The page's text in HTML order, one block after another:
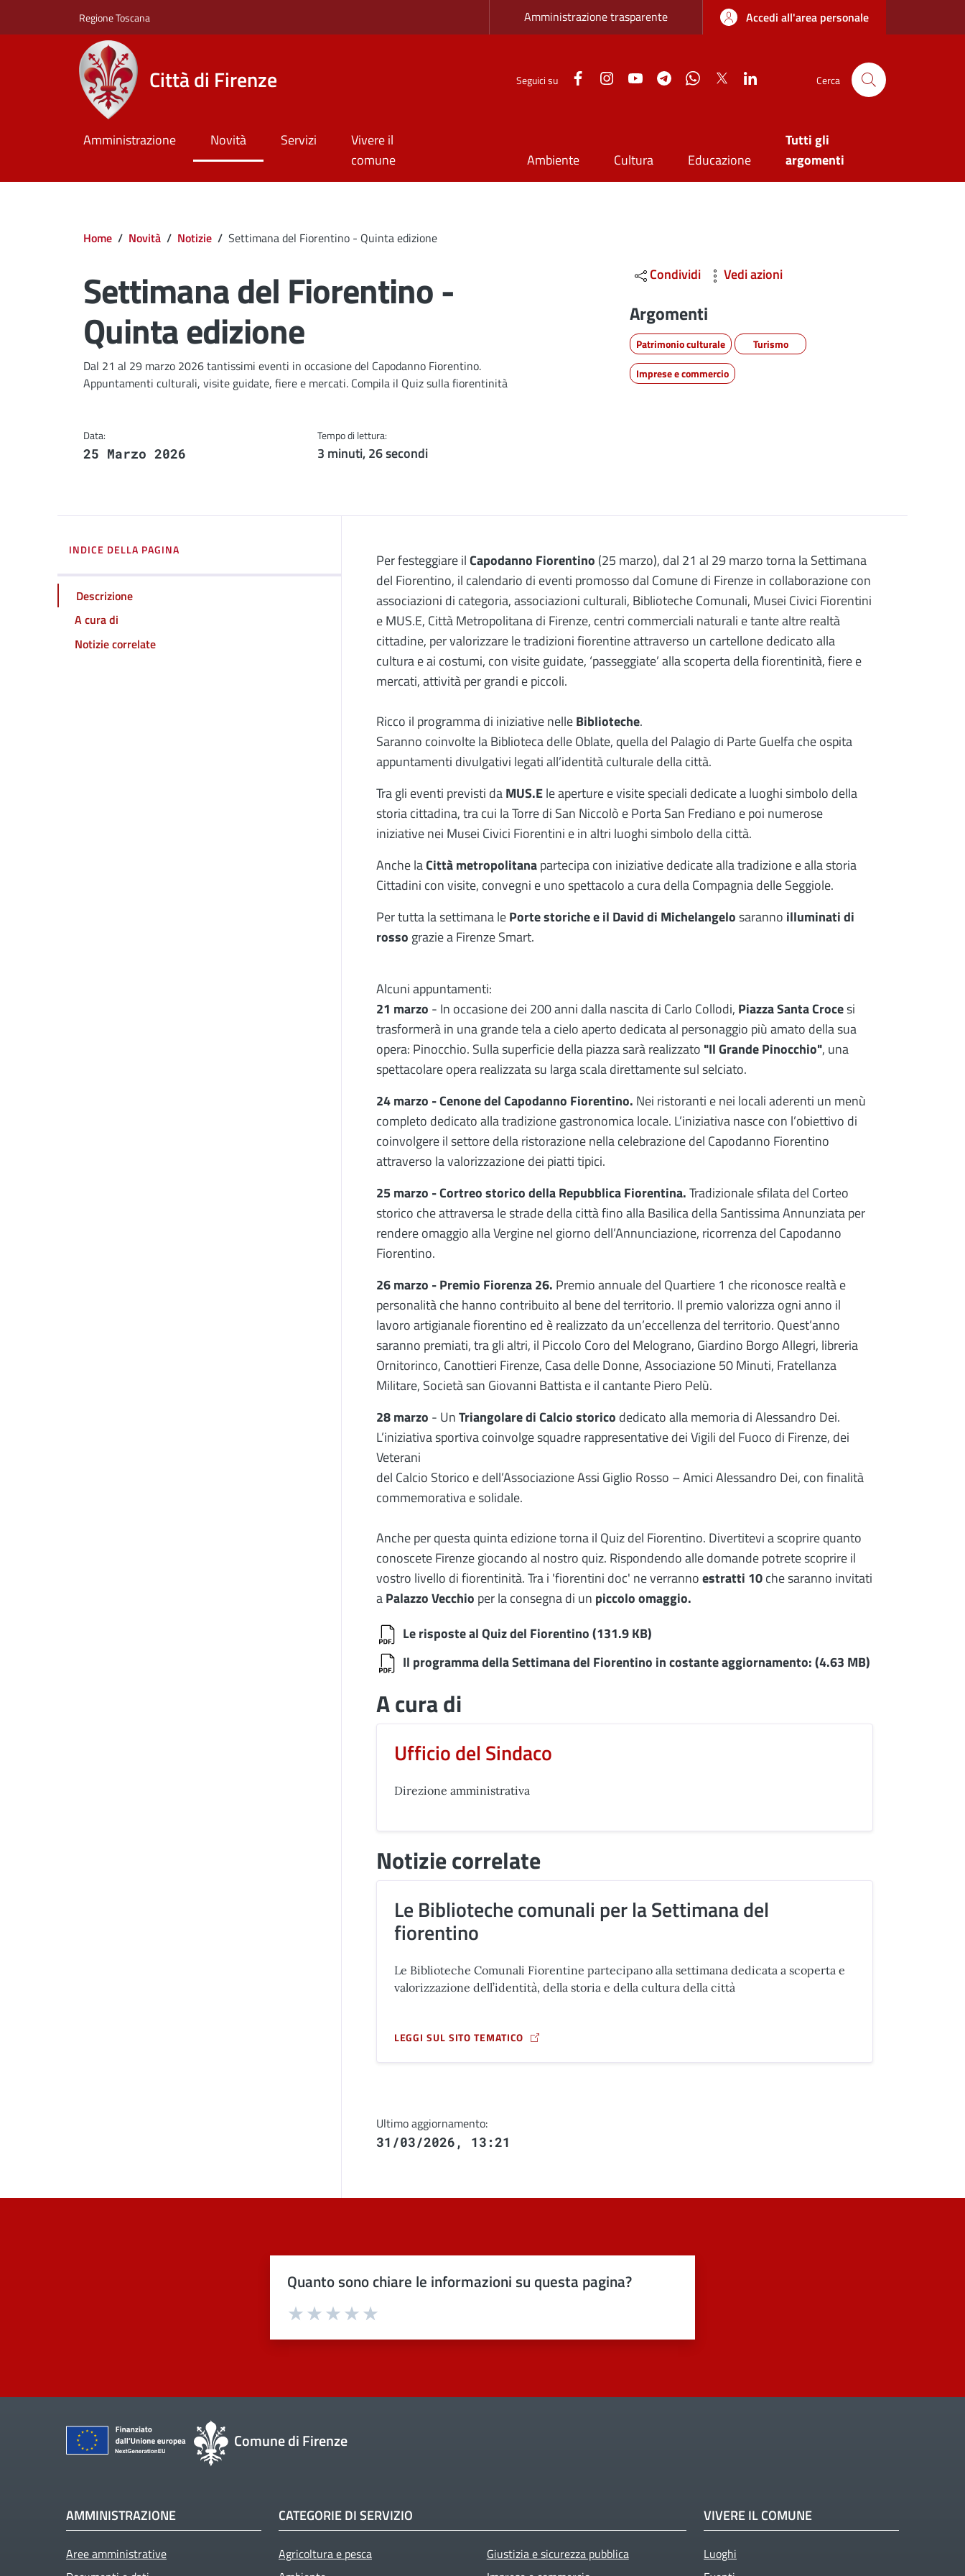
Regione Toscana Zona superiore sottile
Amministrazione trasparente Accedi all'area personale
Città di Firenze Seguici su FacebookInstagramYouTubeTelegramWhatsApp
Twitter Cerca
Amministrazione Novità Servizi
Vivere il
comune
Ambiente Cultura Educazione
Tutti gli
argomenti
Briciole di pane
Home / Novità / Notizie / Settimana del Fiorentino - Quinta edizione
Settimana del Fiorentino -
Quinta edizione
Dettagli
Descrizione breve
Dal 21 al 29 marzo 2026 tantissimi eventi in occasione del Capodanno Fiorentino.
Appuntamenti culturali, visite guidate, fiere e mercati. Compila il Quiz sulla fiorentinità
Data:
25 Marzo 2026
Tempo di lettura:
3 minuti, 26 secondi
Condividi Vedi azioni
Argomenti
Patrimonio culturale
Turismo
Imprese e commercio
INDICE DELLA PAGINA
Descrizione
A cura di
Notizie correlate
Descrizione
Per festeggiare ilCapodanno Fiorentino (25 marzo), dal 21 al 29 marzo torna la Settimana
del Fiorentino, il calendario di eventi promosso dal Comune di Firenze in collaborazione con
associazioni di categoria, associazioni culturali, Biblioteche Comunali, Musei Civici Fiorentini
e MUS.E, Città Metropolitana di Firenze, centri commerciali naturali e tante altre realtà
cittadine, per valorizzare le tradizioni fiorentine attraverso un cartellone dedicato alla
cultura e ai costumi, con visite guidate, ‘passeggiate’ alla scoperta della fiorentinità, fiere e
mercati, attività per grandi e piccoli.
Ricco il programma di iniziative nelleBiblioteche.
Saranno coinvolte la Biblioteca delle Oblate, quella del Palagio di Parte Guelfa che ospita
appuntamenti divulgativi legati all’identità culturale della città.
Tra gli eventi previsti daMUS.Ele aperture e visite speciali dedicate a luoghi simbolo della
storia cittadina, tra cui la Torre di San Niccolò e Porta San Frediano e poi numerose
iniziative nei Musei Civici Fiorentini e in altri luoghi simbolo della città.
Anche laCittà metropolitanapartecipa con iniziative dedicate alla tradizione e alla storia
Cittadini con visite, convegni e uno spettacolo a cura della Compagnia delle Seggiole.
Per tutta la settimana lePorte storiche e il David di Michelangelosaranno illuminati di
rosso grazie a Firenze Smart.
Alcuni appuntamenti:
21 marzo - In occasione dei 200 anni dalla nascita di Carlo Collodi, Piazza Santa Crocesi
trasformerà in una grande tela a cielo aperto dedicata al personaggio più amato della sua
opera: Pinocchio. Sulla superficie della piazza sarà realizzato "Il Grande Pinocchio", una
spettacolare opera realizzata su larga scala direttamente sul selciato.
24 marzo - Cenone del Capodanno Fiorentino. Nei ristoranti e nei locali aderenti un menù
completo dedicato alla tradizione gastronomica locale. L’iniziativa nasce con l’obiettivo di
coinvolgere il settore della ristorazione nella celebrazione del Capodanno Fiorentino
attraverso la valorizzazione dei piatti tipici.
25 marzo - Cortreo storico della Repubblica Fiorentina.Tradizionale sfilata del Corteo
storico che attraversa le strade della città fino alla Basilica della Santissima Annunziata per
rendere omaggio alla Vergine nel giorno dell’Annunciazione, ricorrenza del Capodanno
Fiorentino.
26 marzo - Premio Fiorenza 26. Premio annuale del Quartiere 1 che riconosce realtà e
personalità che hanno contribuito al bene del territorio. Il premio valorizza ogni anno il
lavoro artigianale fiorentino ed è realizzato da un’eccellenza del territorio. Quest’anno
saranno premiati, tra gli altri, il Piccolo Coro del Melograno, Giardino Borgo Allegri, libreria
Ornitorinco, Canottieri Firenze, Casa delle Donne, Associazione 50 Minuti, Fratellanza
Militare, Società san Giovanni Battista e il cantante Piero Pelù.
28 marzo - UnTriangolare di Calcio storico dedicato alla memoria di Alessandro Dei.
L’iniziativa sportiva coinvolge squadre rappresentative dei Vigili del Fuoco di Firenze, dei
Veterani
del Calcio Storico e dell’Associazione Assi Giglio Rosso – Amici Alessandro Dei, con finalità
commemorativa e solidale.
Anche per questa quinta edizione torna il Quiz del Fiorentino. Divertitevi a scoprire quanto
conoscete Firenze giocando al nostro quiz. Rispondendo alle domande potrete scoprire il
vostro livello di fiorentinità. Tra i 'fiorentini doc' ne verrannoestratti 10che saranno invitati
aPalazzo Vecchio per la consegna di un piccolo omaggio.
Le risposte al Quiz del Fiorentino(131.9 KB)
Il programma della Settimana del Fiorentino in costante aggiornamento:(4.63 MB)
A cura di
Ufficio del Sindaco
Direzione amministrativa
Notizie correlate
Le Biblioteche comunali per la Settimana del
fiorentino
Le Biblioteche Comunali Fiorentine partecipano alla settimana dedicata a scoperta e
valorizzazione dell’identità, della storia e della cultura della città
LEGGI SUL SITO TEMATICO
LEGGI SUL SITO TEMATICO LE BIBLIOTECHE COMUNALI PER LA SETTIMANA DEL FIORENTINO
Ultimo aggiornamento:
31/03/2026, 13:21
Quanto sono chiare le informazioni su questa pagina?
Valuta 4 stelle su 5
Valuta 3 stelle su 5
Valuta 2 stelle su 5
Valuta 1 stelle su 5
Comune di Firenze
AMMINISTRAZIONE
Aree amministrative
CATEGORIE DI SERVIZIO
Agricoltura e pesca
Giustizia e sicurezza pubblica
VIVERE IL COMUNE
Luoghi